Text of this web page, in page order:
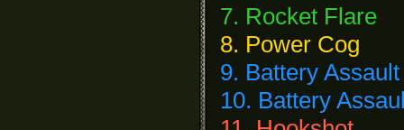
7. Rocket Flare
8. Power Cog
9. Battery Assault
10. Battery